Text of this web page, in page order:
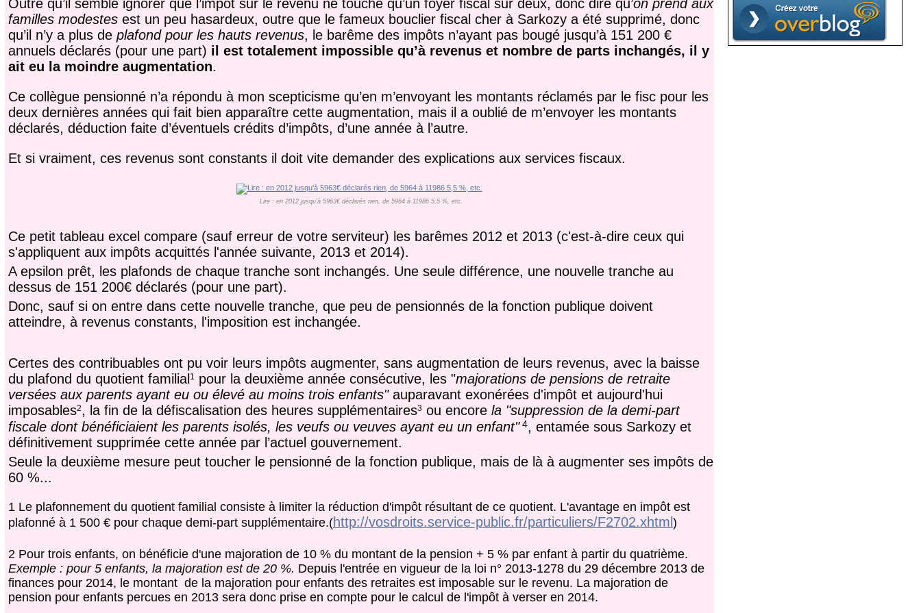
Outre qu’il semble ignorer que l’impôt sur le revenu ne touche qu’un foyer fiscal sur deux, donc dire qu’on prend aux
familles modestesest un peu hasardeux, outre que le fameux bouclier fiscal cher à Sarkozy a été supprimé, donc
qu’il n’y a plus de plafond pour les hauts revenus, le barême des impôts n’ayant pas bougé jusqu’à 151 200 €
annuels déclarés (pour une part) il est totalement impossible qu’à revenus et nombre de parts inchangés, il y
ait eu la moindre augmentation.
Ce collègue pensionné n’a répondu à mon scepticisme qu’en m’envoyant les montants réclamés par le fisc pour les
deux dernières années qui fait bien apparaître cette augmentation, mais il a oublié de m’envoyer les montants
déclarés, déduction faite d’éventuels crédits d’impôts, d’une année à l’autre.
Et si vraiment, ces revenus sont constants il doit vite demander des explications aux services fiscaux.
Lire : en 2012 jusqu’à 5963€ déclarés rien, de 5964 à 11986 5,5 %, etc.
Ce petit tableau excel compare (sauf erreur de votre serviteur) les barêmes 2012 et 2013 (c'est-à-dire ceux qui
s'appliquent aux impôts acquittés l'année suivante, 2013 et 2014).
A epsilon prêt, les plafonds de chaque tranche sont inchangés. Une seule différence, une nouvelle tranche au
dessus de 151 200€ déclarés (pour une part).
Donc, sauf si on entre dans cette nouvelle tranche, que peu de pensionnés de la fonction publique doivent
atteindre, à revenus constants, l'imposition est inchangée.
Certes des contribuables ont pu voir leurs impôts augmenter, sans augmentation de leurs revenus, avec la baisse
du plafond du quotient familial 1 pour la deuxième année consécutive, les "majorations de pensions de retraite
versées aux parents ayant eu ou élevé au moins trois enfants"auparavant exonérées d'impôt et aujourd'hui
imposables2, la fin de la défiscalisation des heures supplémentaires3ou encore la "suppression de la demi-part
fiscale dont bénéficiaient les parents isolés, les veufs ou veuves ayant eu un enfant" 4, entamée sous Sarkozy et
définitivement supprimée cette année par l’actuel gouvernement.
Seule la deuxième mesure peut toucher le pensionné de la fonction publique, mais de là à augmenter ses impôts de
60 %...
1 Le plafonnement du quotient familial consiste à limiter la réduction d'impôt résultant de ce quotient. L'avantage en impôt est
plafonné à 1 500 €pour chaque demi-part supplémentaire.(http://vosdroits.service-public.fr/particuliers/F2702.xhtml )
2 Pour trois enfants, on bénéficie d'une majoration de 10 % du montant de la pension + 5 % par enfant à partir du quatrième.
Exemple : pour 5 enfants, la majoration est de 20 %. Depuis l'entrée en vigueur de la loi n° 2013-1278 du 29 décembre 2013 de
finances pour 2014, le montant de la majoration pour enfants des retraites est imposable sur le revenu. La majoration de
pension pour enfants percues en 2013 sera donc prise en compte pour le calcul de l'impôt à verser en 2014.